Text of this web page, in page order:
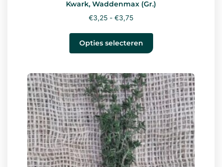
Kwark, Waddenmax (Gr.)
€3,25 - €3,75
Opties selecteren